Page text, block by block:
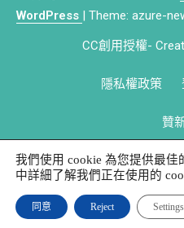
WordPress | Theme: azure-
CC創用授權-
隱私權政策
贊
我們使用 cookie 為您提供最佳
中詳細了解我們正在使用的
同意 Reject Settings